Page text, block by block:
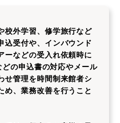
校外学習、修学旅行など
込受付や、インバウンド
ーなどの受入れ依頼時に
の申込書の対応やメール
せ管理を時間制来館者シ
め、業務改善を行うこと